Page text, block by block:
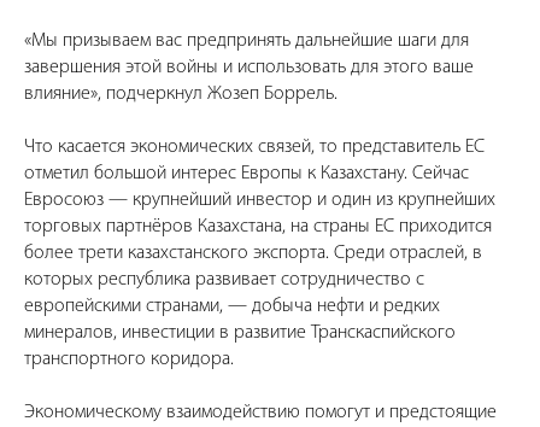
«Мы призываем вас предпринять дальнейшие шаги для
завершения этой войны и использовать для этого ваше
влияние», подчеркнул Жозеп Боррель.
Что касается экономических связей, то представитель ЕС
отметил большой интерес Европы к Казахстану. Сейчас
Евросоюз — крупнейший инвестор и один из крупнейших
торговых партнёров Казахстана, на страны ЕС приходится
более трети казахстанского экспорта. Среди отраслей, в
которых республика развивает сотрудничество с
европейскими странами, — добыча нефти и редких
минералов, инвестиции в развитие Транскаспийского
транспортного коридора.
Экономическому взаимодействию помогут и предстоящие